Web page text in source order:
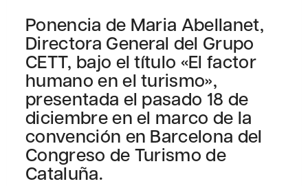
Ponencia de Maria Abellanet,
Directora General del Grupo
CETT, bajo el título «El factor
humano en el turismo»,
presentada el pasado 18 de
diciembre en el marco de la
convención en Barcelona del
Congreso de Turismo de
Cataluña.